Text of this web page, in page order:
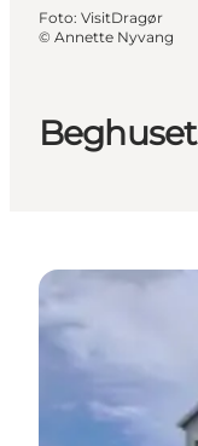
Beghuset
Foto: VisitDragør
© Annette Nyvang